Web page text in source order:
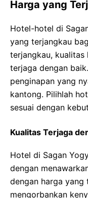
Harga yang
Hotel-hotel di
yang terjangkau
terjangkau,
terjaga dengan
penginapan yang
kantong. Pilihlah
sesuai dengan
Kualitas Terjaga
Hotel di Sagan
dengan
dengan harga yang
mengorbankan